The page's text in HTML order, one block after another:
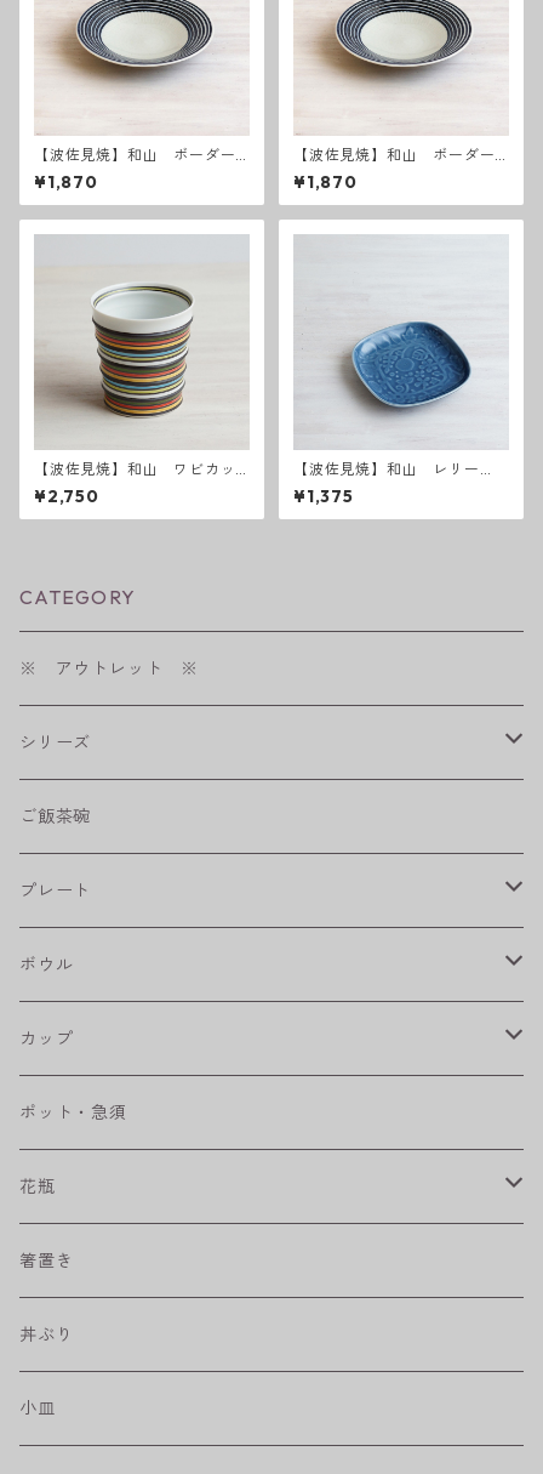
【波佐見焼】和山 ボーダー
柄 「藍駒」6寸皿
¥1,870
【波佐見焼】和山 ボーダー
柄 「藍駒」6寸皿
¥1,870
【波佐見焼】和山 ワビカッ
プ カラーズレインボー
¥2,750
【波佐見焼】和山 レリー
フ・フラワーパレード取皿
うす瑠璃
¥1,375
CATEGORY
※ アウトレット ※
シリーズ
shabby chic style
フラワーパレード
八角シリーズ
RONDE
ベベルボウル
プリーツ
藍駒
ワビカップ
ハンディ小皿
ご飯茶碗
プレート
楕円皿
丸皿
長皿
角皿
取皿
盛皿
カレー＆パスタ皿
ボウル
大鉢
中鉢
小鉢
カップ
カップ
マグカップ
フリーカップ
そば猪口
ポット・急須
花瓶
水差し
箸置き
丼ぶり
小皿